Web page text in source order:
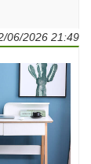
06/2026 21:49